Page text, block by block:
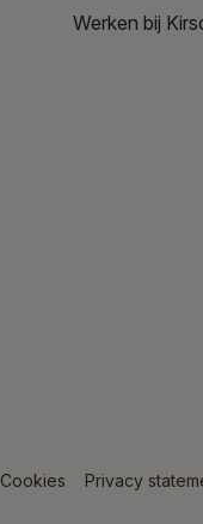
Werken bij
Cookies Privacy